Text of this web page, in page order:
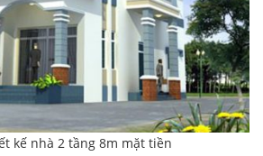
kế nhà 2 tầng 8m mặt tiền